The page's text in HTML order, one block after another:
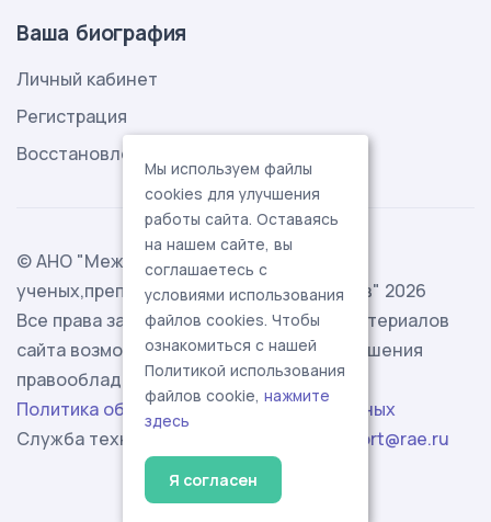
Ваша биография
Личный кабинет
Регистрация
Восстановление пароля
© АНО "Международная ассоциация
ученых,преподавателей и специалистов" 2026
Все права защищены. Использование материалов
сайта возможно исключительно с разрешения
правообладателя.
Политика обработки персональных данных
Служба технической поддержки -
support@rae.ru
Мы используем файлы
cookies для улучшения
работы сайта. Оставаясь
на нашем сайте, вы
соглашаетесь с
условиями использования
файлов cookies. Чтобы
ознакомиться с нашей
Политикой использования
файлов cookie, нажмите
здесь
Я согласен